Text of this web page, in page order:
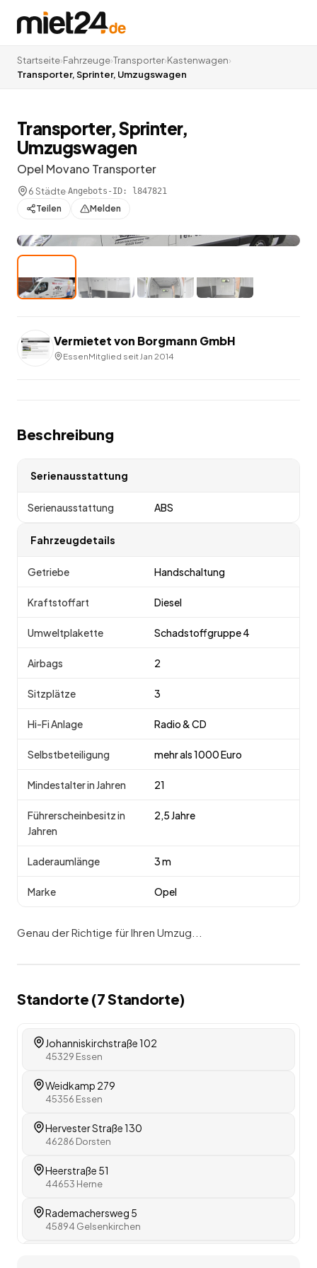
Startseite›Fahrzeuge›Transporter›Kastenwagen›
Transporter, Sprinter, Umzugswagen
Transporter, Sprinter,
Umzugswagen
Opel Movano Transporter
6 Städte·Angebots-ID: l847821
Teilen Melden
Vermietet von Borgmann GmbH
EssenMitglied seit Jan 2014
Beschreibung
Serienausstattung
Serienausstattung ABS
Fahrzeugdetails
Getriebe Handschaltung
Kraftstoffart Diesel
Umweltplakette Schadstoffgruppe 4
Airbags 2
Sitzplätze 3
Hi-Fi Anlage Radio & CD
Selbstbeteiligung mehr als 1000 Euro
Mindestalter in Jahren 21
Führerscheinbesitz in
Jahren
2,5 Jahre
Laderaumlänge 3 m
Marke Opel
Genau der Richtige für Ihren Umzug...
Standorte (7Standorte)
Johanniskirchstraße 102
45329 Essen
Weidkamp 279
45356 Essen
Hervester Straße 130
46286 Dorsten
Heerstraße 51
44653 Herne
Rademachersweg 5
45894 Gelsenkirchen